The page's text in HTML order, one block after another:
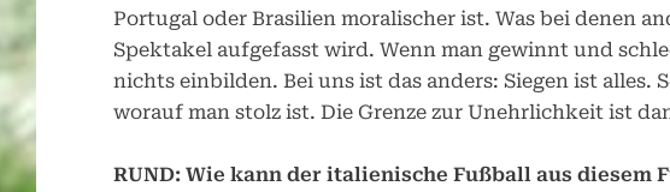
Portugal oder Brasilien moralischer ist. Was bei denen
Spektakel aufgefasst wird. Wenn man gewinnt und
nichts einbilden. Bei uns ist das anders: Siegen ist alles.
worauf man stolz ist. Die Grenze zur Unehrlichkeit ist
RUND: Wie kann der italienische Fußball aus diesem